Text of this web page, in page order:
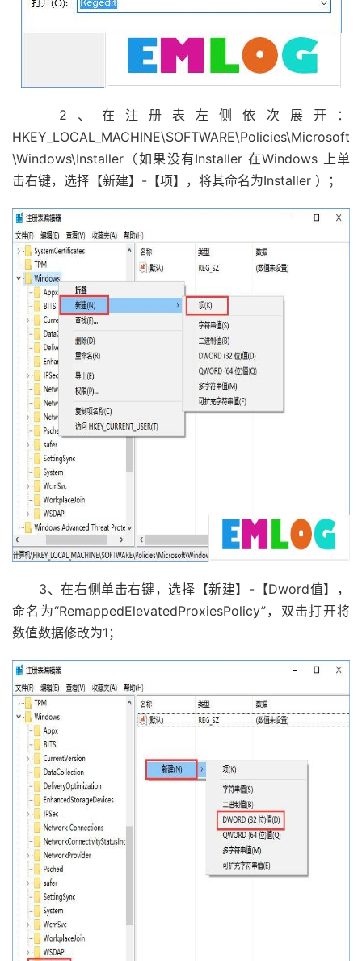
2、在注册表左侧依次展开：
HKEY_LOCAL_MACHINE\SOFTWARE\Policies\Microsoft
\Windows\Installer（如果没有Installer 在Windows 上单
击右键，选择【新建】-【项】，将其命名为Installer ）；
3、在右侧单击右键，选择【新建】-【Dword值】，
命名为“RemappedElevatedProxiesPolicy”，双击打开将
数值数据修改为1；